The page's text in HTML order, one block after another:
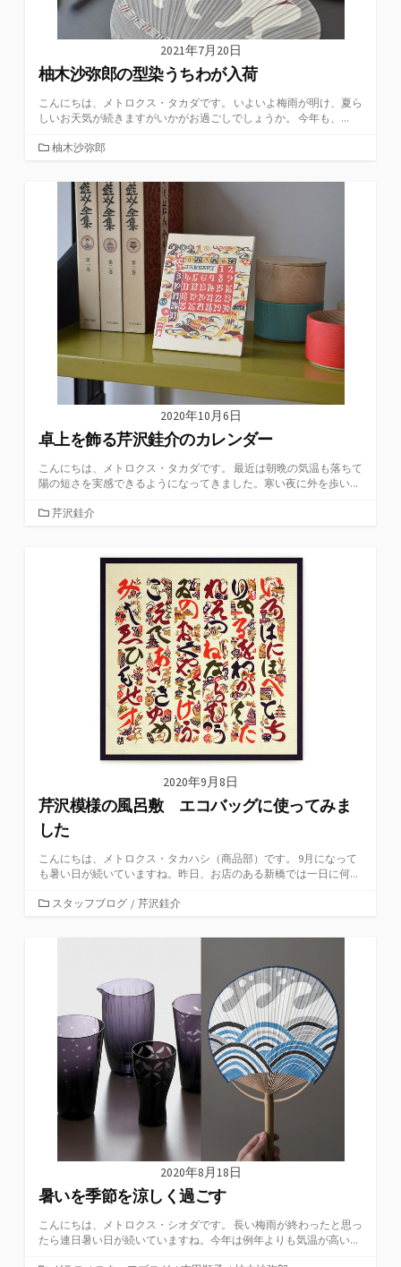
2021年7月20日
柚木沙弥郎の型染うちわが入荷
こんにちは、メトロクス・タカダです。 いよいよ梅雨が明け、夏ら
しいお天気が続きますがいかがお過ごしでしょうか。 今年も、...
カ
ゴ
柚木沙弥郎
2020年10月6日
卓上を飾る芹沢銈介のカレンダー
こんにちは、メトロクス・タカダです。 最近は朝晩の気温も落ちて
陽の短さを実感できるようになってきました。寒い夜に外を歩い...
カ芹沢銈介
2020年9月8日
芹沢模様の風呂敷 エコバッグに使ってみま
した
こんにちは、メトロクス・タカハシ（商品部）です。 9月になって
も暑い日が続いていますね。昨日、お店のある新橋では一日に何...
カスタッフブログ / 芹沢銈介
2020年8月18日
暑いを季節を涼しく過ごす
こんにちは、メトロクス・シオダです。 長い梅雨が終わったと思っ
たら連日暑い日が続いていますね。今年は例年よりも気温が高い...